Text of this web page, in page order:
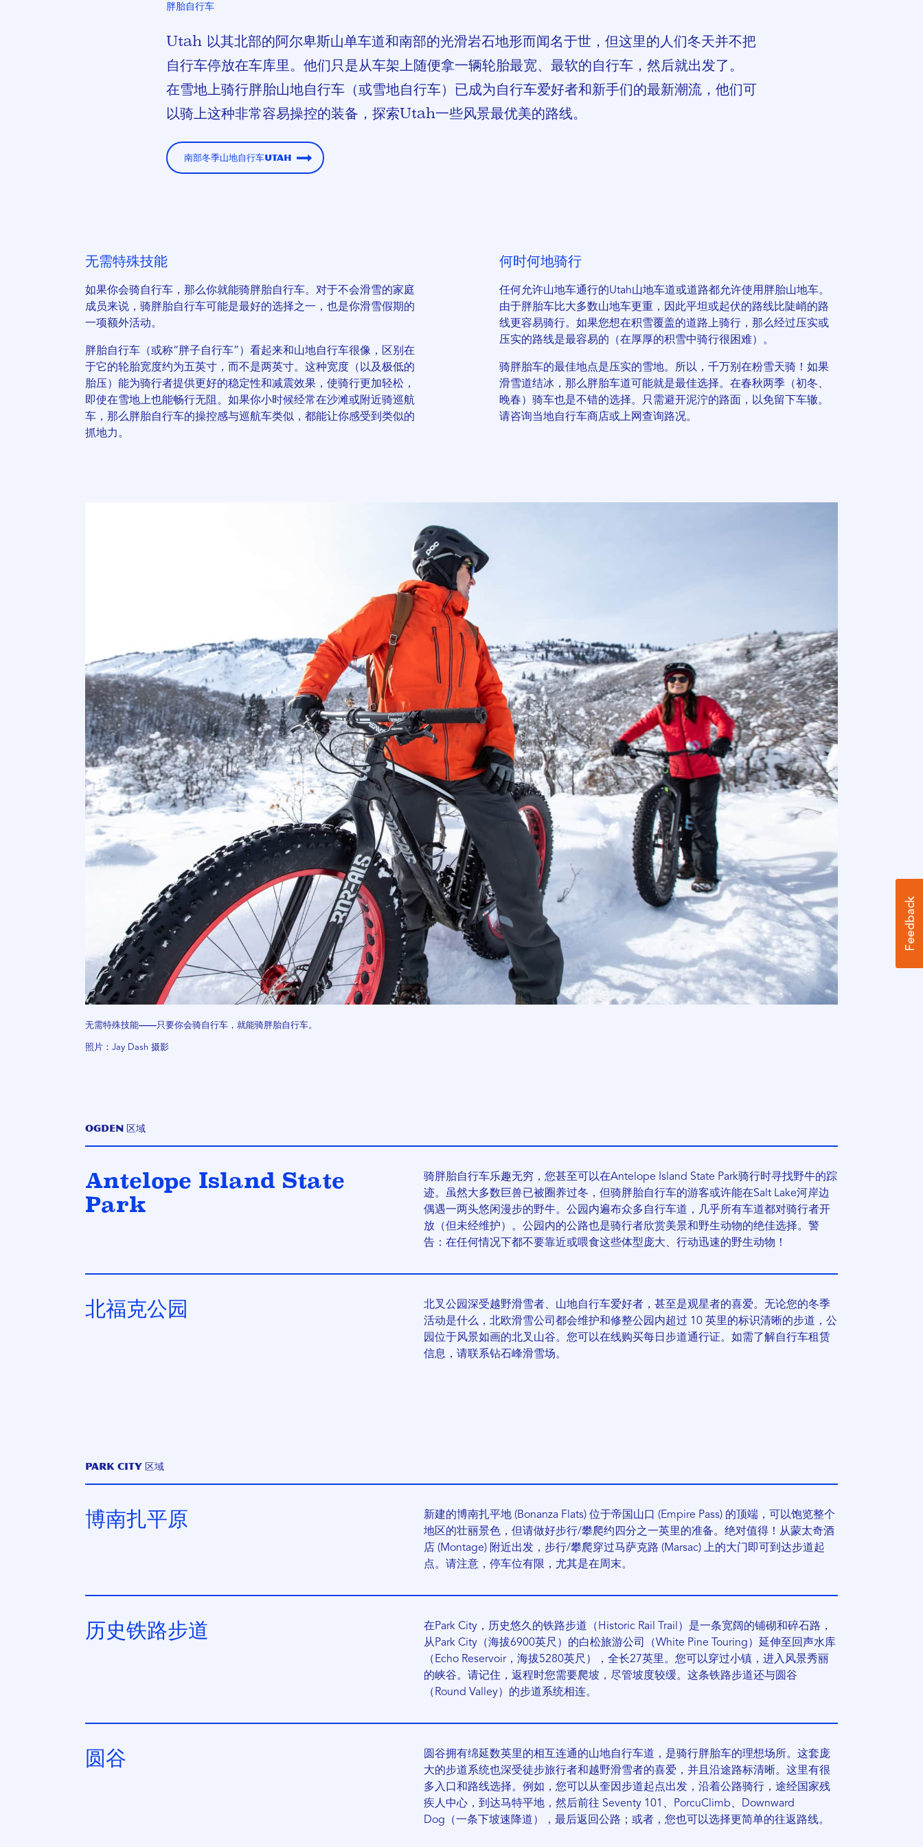
胖胎自行车
Utah 以其北部的阿尔卑斯山单车道和南部的光滑岩石地形而闻名于世，但这里的人们冬天并不把
自行车停放在车库里。他们只是从车架上随便拿一辆轮胎最宽、最软的自行车，然后就出发了。
在雪地上骑行胖胎山地自行车（或雪地自行车）已成为自行车爱好者和新手们的最新潮流，他们可
以骑上这种非常容易操控的装备，探索Utah一些风景最优美的路线。
南部冬季山地自行车Utah
无需特殊技能
如果你会骑自行车，那么你就能骑胖胎自行车。对于不会滑雪的家庭
成员来说，骑胖胎自行车可能是最好的选择之一，也是你滑雪假期的
一项额外活动。
胖胎自行车（或称“胖子自行车”）看起来和山地自行车很像，区别在
于它的轮胎宽度约为五英寸，而不是两英寸。这种宽度（以及极低的
胎压）能为骑行者提供更好的稳定性和减震效果，使骑行更加轻松，
即使在雪地上也能畅行无阻。如果你小时候经常在沙滩或附近骑巡航
车，那么胖胎自行车的操控感与巡航车类似，都能让你感受到类似的
抓地力。
何时何地骑行
任何允许山地车通行的Utah山地车道或道路都允许使用胖胎山地车。
由于胖胎车比大多数山地车更重，因此平坦或起伏的路线比陡峭的路
线更容易骑行。如果您想在积雪覆盖的道路上骑行，那么经过压实或
压实的路线是最容易的（在厚厚的积雪中骑行很困难）。
骑胖胎车的最佳地点是压实的雪地。所以，千万别在粉雪天骑！如果
滑雪道结冰，那么胖胎车道可能就是最佳选择。在春秋两季（初冬、
晚春）骑车也是不错的选择。只需避开泥泞的路面，以免留下车辙。
请咨询当地自行车商店或上网查询路况。
无需特殊技能——只要你会骑自行车，就能骑胖胎自行车。
照片：Jay Dash 摄影
Ogden 区域
Antelope Island State
Park
骑胖胎自行车乐趣无穷，您甚至可以在Antelope Island State Park骑行时寻找野牛的踪
迹。虽然大多数巨兽已被圈养过冬，但骑胖胎自行车的游客或许能在Salt Lake河岸边
偶遇一两头悠闲漫步的野牛。公园内遍布众多自行车道，几乎所有车道都对骑行者开
放（但未经维护）。公园内的公路也是骑行者欣赏美景和野生动物的绝佳选择。警
告：在任何情况下都不要靠近或喂食这些体型庞大、行动迅速的野生动物！
北福克公园
北叉公园深受越野滑雪者、山地自行车爱好者，甚至是观星者的喜爱。无论您的冬季
活动是什么，北欧滑雪公司都会维护和修整公园内超过 10 英里的标识清晰的步道，公
园位于风景如画的北叉山谷。您可以在线购买每日步道通行证。如需了解自行车租赁
信息，请联系钻石峰滑雪场。
Park City 区域
博南扎平原
新建的博南扎平地 (Bonanza Flats) 位于帝国山口 (Empire Pass) 的顶端，可以饱览整个
地区的壮丽景色，但请做好步行/攀爬约四分之一英里的准备。绝对值得！从蒙太奇酒
店 (Montage) 附近出发，步行/攀爬穿过马萨克路 (Marsac) 上的大门即可到达步道起
点。请注意，停车位有限，尤其是在周末。
历史铁路步道
在Park City，历史悠久的铁路步道（Historic Rail Trail）是一条宽阔的铺砌和碎石路，
从Park City（海拔6900英尺）的白松旅游公司（White Pine Touring）延伸至回声水库
（Echo Reservoir，海拔5280英尺），全长27英里。您可以穿过小镇，进入风景秀丽
的峡谷。请记住，返程时您需要爬坡，尽管坡度较缓。这条铁路步道还与圆谷
（Round Valley）的步道系统相连。
圆谷
圆谷拥有绵延数英里的相互连通的山地自行车道，是骑行胖胎车的理想场所。这套庞
大的步道系统也深受徒步旅行者和越野滑雪者的喜爱，并且沿途路标清晰。这里有很
多入口和路线选择。例如，您可以从奎因步道起点出发，沿着公路骑行，途经国家残
疾人中心，到达马特平地，然后前往 Seventy 101、PorcuClimb、Downward
Dog（一条下坡速降道），最后返回公路；或者，您也可以选择更简单的往返路线。